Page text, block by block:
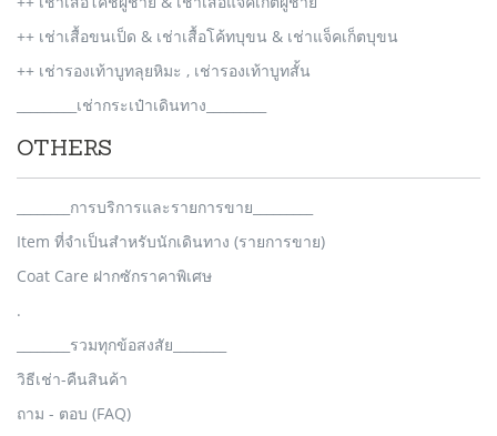
++ เช่าเสื้อขนเป็ด & เช่าเสื้อโค้ทบุขน & เช่าแจ็คเก็ตบุขน
++ เช่ารองเท้าบูทลุยหิมะ , เช่ารองเท้าบูทสั้น
_________เช่ากระเป๋าเดินทาง_________
OTHERS
________การบริการและรายการขาย_________
Item ที่จำเป็นสำหรับนักเดินทาง (รายการขาย)
Coat Care ฝากซักราคาพิเศษ
.
________รวมทุกข้อสงสัย________
วิธีเช่า-คืนสินค้า
ถาม - ตอบ (FAQ)